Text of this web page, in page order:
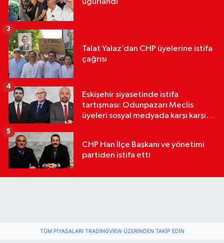
uğurlandı
Talat Yalaz’dan CHP üyelerine istifa
çağrısı
3
Eskişehir siyasetinde istifa
tartışması: Odunpazarı Meclis
üyeleri sosyal medyada karşı karşıya
4
CHP Han İlçe Başkanı ve yönetimi
partiden istifa etti
5
TÜM PIYASALARI TRADINGVIEW ÜZERINDEN TAKIP EDIN